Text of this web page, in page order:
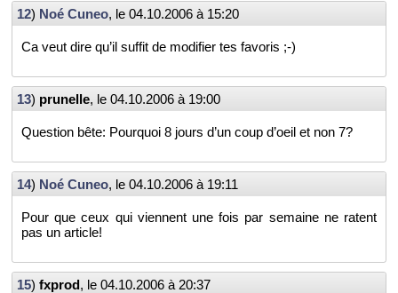
12) Noé Cuneo, le 04.10.2006 à 15:20
Ca veut dire qu’il suf­fit de mo­di­fier tes fa­vo­ris ;-)
13) pru­nelle, le 04.10.2006 à 19:00
Ques­tion bête: Pour­quoi 8 jours d’un coup d’oeil et non 7?
14) Noé Cuneo, le 04.10.2006 à 19:11
Pour que ceux qui viennent une fois par se­maine ne ratent
pas un ar­ticle!
15) fx­prod, le 04.10.2006 à 20:37